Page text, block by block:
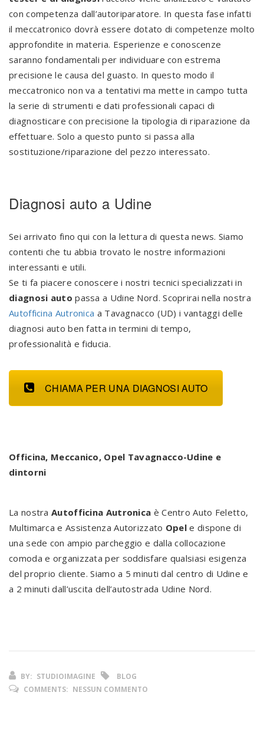
con competenza dall’autoriparatore. In questa fase infatti
il meccatronico dovrà essere dotato di competenze molto
approfondite in materia. Esperienze e conoscenze
saranno fondamentali per individuare con estrema
precisione le causa del guasto. In questo modo il
meccatronico non va a tentativi ma mette in campo tutta
la serie di strumenti e dati professionali capaci di
diagnosticare con precisione la tipologia di riparazione da
effettuare. Solo a questo punto si passa alla
sostituzione/riparazione del pezzo interessato.
Diagnosi auto a Udine
Sei arrivato fino qui con la lettura di questa news. Siamo
contenti che tu abbia trovato le nostre informazioni
interessanti e utili.
Se ti fa piacere conoscere i nostri tecnici specializzati in
diagnosi auto passa a Udine Nord. Scoprirai nella nostra
Autofficina Autronica a Tavagnacco (UD) i vantaggi delle
diagnosi auto ben fatta in termini di tempo,
professionalità e fiducia.
CHIAMA PER UNA DIAGNOSI AUTO
Officina, Meccanico, Opel Tavagnacco-Udine e
dintorni
La nostra Autofficina Autronica è Centro Auto Feletto,
Multimarca e Assistenza Autorizzato Opel e dispone di
una sede con ampio parcheggio e dalla collocazione
comoda e organizzata per soddisfare qualsiasi esigenza
del proprio cliente. Siamo a 5 minuti dal centro di Udine e
a 2 minuti dall’uscita dell’autostrada Udine Nord.
BY: STUDIOIMAGINE
BLOG
COMMENTS: NESSUN COMMENTO